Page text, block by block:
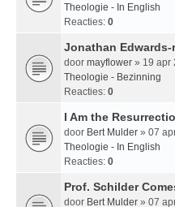
Theologie - In English
Reacties: 0
Jonathan
door mayflower » 19 apr
Theologie - Bezinning
Reacties: 0
I Am the
door Bert Mulder » 07
Theologie - In English
Reacties: 0
Prof. Schilder
door Bert Mulder » 07